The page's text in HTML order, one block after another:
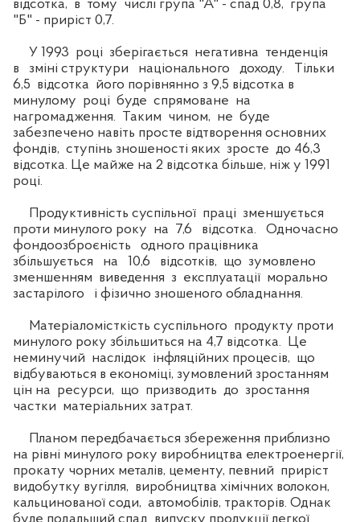
відсотка, в тому числі група "А" - спад 0,8, група
"Б" - приріст 0,7.
У 1993 році зберігається негативна тенденція
в зміні структури національного доходу. Тільки
6,5 відсотка його порівнянно з 9,5 відсотка в
минулому році буде спрямоване на
нагромадження. Таким чином, не буде
забезпечено навіть просте відтворення основних
фондів, ступінь зношеності яких зросте до 46,3
відсотка. Це майже на 2 відсотка більше, ніж у 1991
році.
Продуктивність суспільної праці зменшується
проти минулого року на 7,6 відсотка. Одночасно
фондоозброєність одного працівника
збільшується на 10,6 відсотків, що зумовлено
зменшенням виведення з експлуатації морально
застарілого і фізично зношеного обладнання.
Матеріаломісткість суспільного продукту проти
минулого року збільшиться на 4,7 відсотка. Це
неминучий наслідок інфляційних процесів, що
відбуваються в економіці, зумовлений зростанням
цін на ресурси, що призводить до зростання
частки матеріальних затрат.
Планом передбачається збереження приблизно
на рівні минулого року виробництва електроенергії,
прокату чорних металів, цементу, певний приріст
видобутку вугілля, виробництва хімічних волокон,
кальцинованої соди, автомобілів, тракторів. Однак